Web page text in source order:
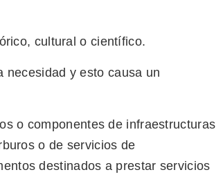
cultural o científico.
necesidad y esto causa un
o componentes de infraestructuras
o de servicios de
destinados a prestar servicios